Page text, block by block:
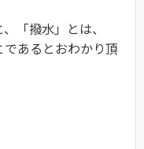
「撥水」とは、
であるとおわかり頂